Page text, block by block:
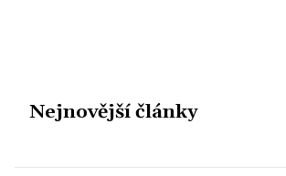
Nejnovější články